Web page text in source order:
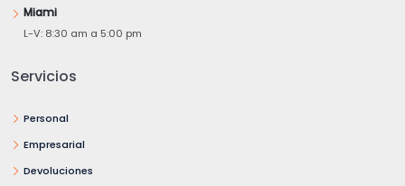
Miami
L-V: 8:30 am a 5:00 pm
Servicios
Personal
Empresarial
Devoluciones